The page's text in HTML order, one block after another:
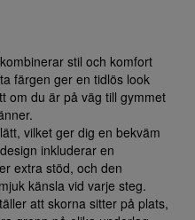
stil och komfort
färgen ger en tidlös look
om du är på väg till gymmet
vilket ger dig en bekväm
inkluderar en
extra stöd, och den
känsla vid varje steg.
att skorna sitter på plats,